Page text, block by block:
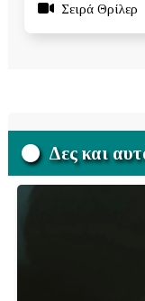
Σειρά Θρίλερ
Δες και